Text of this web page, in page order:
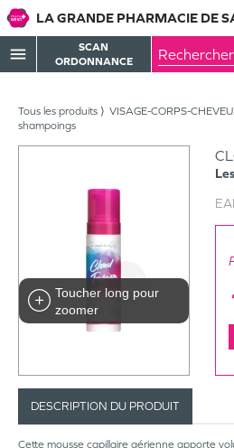
LA GRANDE PHARMACIE DE
menu
SCAN
ORDONNANCE
Tous les produits VISAGE-CORPS-
shampoings
Toucher long pour
zoomer
DESCRIPTION DU PRODUIT
Cette mousse capillaire aérienne apporte